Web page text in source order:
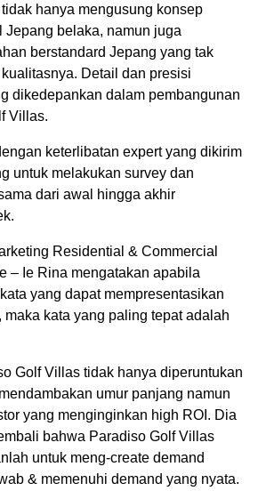
hanya mengusung konsep
Jepang belaka, namun juga
berstandard Jepang yang tak
Detail dan presisi
dikedepankan dalam pembangunan
Villas.
keterlibatan expert yang dikirim
untuk melakukan survey dan
dari awal hingga akhir
Residential & Commercial
– Ie Rina mengatakan apabila
yang dapat mempresentasikan
maka kata yang paling tepat adalah
Golf Villas tidak hanya diperuntukan
umur panjang namun
yang menginginkan high ROI. Dia
bahwa Paradiso Golf Villas
untuk meng-create demand
& memenuhi demand yang nyata.